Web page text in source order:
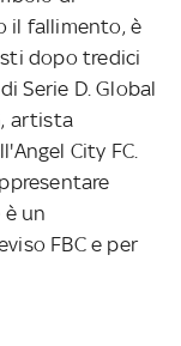
il fallimento, è
dopo tredici
Serie D. Global
artista
City FC.
un
FBC e per